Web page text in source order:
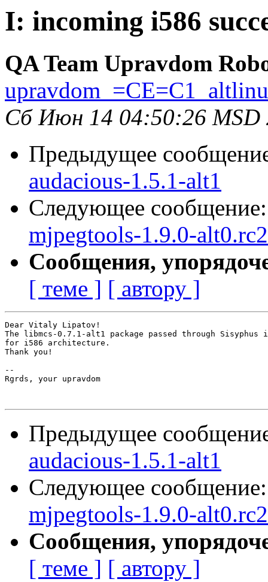
I: incoming i586
QA Team Upravdom
Сб Июн 14 04:50:26 MSD
Предыдущее
audacious-1.5.1-alt1
Следующее
mjpegtools-1.9.0-
Сообщения,
[ теме ] [ автору ]
Dear Vitaly Lipatov!
The libmcs-0.7.1-alt1 package passed through Sisyphus
for i586 architecture.
Thank you!
--
Rgrds, your upravdom
Предыдущее
audacious-1.5.1-alt1
Следующее
mjpegtools-1.9.0-
Сообщения,
[ теме ] [ автору ]